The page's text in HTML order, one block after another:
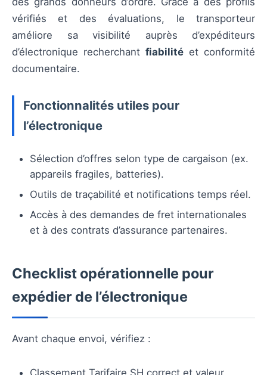
vérifiés et des évaluations, le transporteur
améliore sa visibilité auprès d’expéditeurs
d’électronique recherchant fiabilité et conformité
documentaire.
Fonctionnalités utiles pour
l’électronique
Sélection d’offres selon type de cargaison (ex.
appareils fragiles, batteries).
Outils de traçabilité et notifications temps réel.
Accès à des demandes de fret internationales
et à des contrats d’assurance partenaires.
Checklist opérationnelle pour
expédier de l’électronique
Avant chaque envoi, vérifiez :
Classement Tarifaire SH correct et valeur